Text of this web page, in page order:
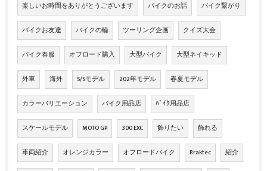
楽しいお時間をありがとうございます バイクのお話 バイク繋がり
バイクお友達 バイクの輪 ツーリング企画 クイズ大会
バイク春服 オフロード購入 大型バイク 大型ネイキッド
外車 海外 S/Sモデル 202年モデル 春夏モデル
カラーバリエーション バイク用品店 ﾊﾞｲｸ用品店
スケールモデル MOTO GP 300 EXC 飾りたい 飾れる
車両紹介 オレンジカラー オフロードバイク Braktec 紹介